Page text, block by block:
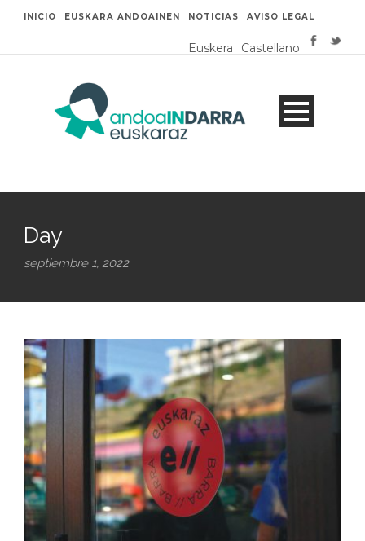
INICIO EUSKARA ANDOAINEN NOTICIAS AVISO LEGAL
Euskera Castellano
Day
septiembre 1, 2022